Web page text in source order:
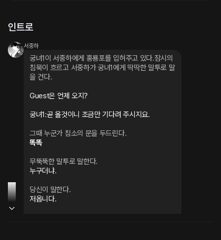
인트로
서중하
궁녀1이 서중하에게 홍룡포를 입혀주고 있다.잠시의
침묵이 흐르고 서중하가 궁녀1에게 딱딱한 말투로 말
을 건다.
Guest은 언제 오지?
궁녀1:곧 올것이니 조금만 기다려 주시지요.
그때 누군가 침소의 문을 두드린다.
똑똑
무뚝뚝한 말투로 말한다.
누구더냐.
당신이 말한다.
저옵니다.